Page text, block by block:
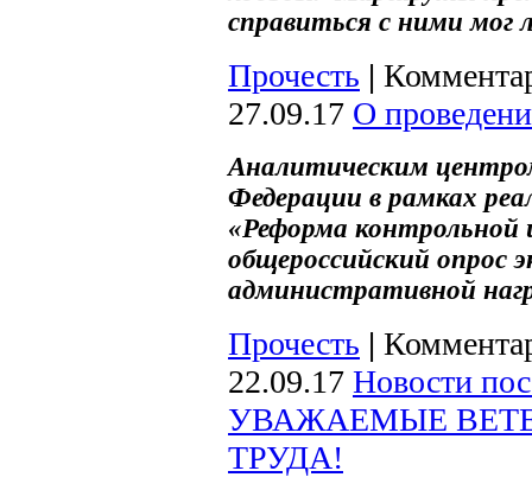
справиться с ними
Прочесть |
27.09.17 О
Аналитическим
Федерации в рамках
«Реформа контрольной
общероссийский опрос
административной
Прочесть |
22.09.17 Новости
УВАЖАЕМЫЕ
ТРУДА!